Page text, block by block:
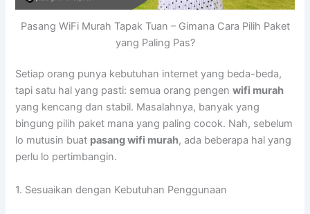
Pasang WiFi Murah Tapak Tuan – Gimana Cara Pilih Paket
yang Paling Pas?
Setiap orang punya kebutuhan internet yang beda-beda,
tapi satu hal yang pasti: semua orang pengenwifi murah
yang kencang dan stabil. Masalahnya, banyak yang
bingung pilih paket mana yang paling cocok. Nah, sebelum
lo mutusin buat pasang wifi murah, ada beberapa hal yang
perlu lo pertimbangin.
1. Sesuaikan dengan Kebutuhan Penggunaan